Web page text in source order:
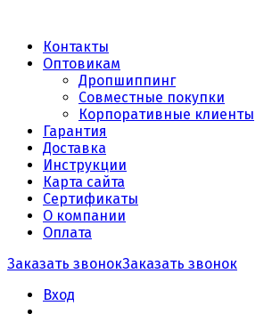
Контакты
Оптовикам
Дропшиппинг
Совместные покупки
Корпоративные клиенты
Гарантия
Доставка
Инструкции
Карта сайта
Сертификаты
О компании
Оплата
Заказать звонокЗаказать звонок
Вход